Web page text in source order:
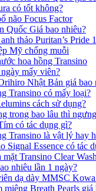
có tốt không?
não Focus Factor
Quốc Giá bao nhiêu?
thảo Puritan’s Pride
Mỹ chống muỗi
hoa hồng Transino
mấy viên?
Nhật Bản giá bao
Transino có mấy loại?
cách sử dụng?
trong bao lâu thì
có tác dụng gì?
Transino là vật lý hay
Signal Essence có tác
Transino Clear Wash
nhiêu lần 1 ngày?
dạ dày MMSC
miệng Breath Pearls giá